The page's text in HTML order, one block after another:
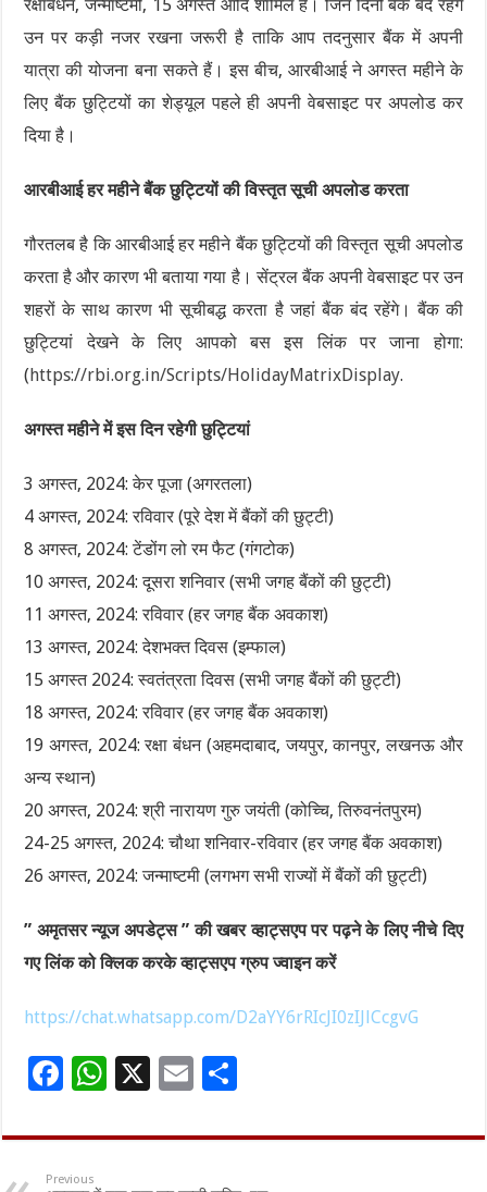
रक्षाबंधन, जन्माष्टमी, 15 अगस्त आदि शामिल हैं। जिन दिनों बैंक बंद रहेंगे
उन पर कड़ी नजर रखना जरूरी है ताकि आप तदनुसार बैंक में अपनी
यात्रा की योजना बना सकते हैं। इस बीच, आरबीआई ने अगस्त महीने के
लिए बैंक छुट्टियों का शेड्यूल पहले ही अपनी वेबसाइट पर अपलोड कर
दिया है।
आरबीआई हर महीने बैंक छुट्टियों की विस्तृत सूची अपलोड करता
गौरतलब है कि आरबीआई हर महीने बैंक छुट्टियों की विस्तृत सूची अपलोड
करता है और कारण भी बताया गया है। सेंट्रल बैंक अपनी वेबसाइट पर उन
शहरों के साथ कारण भी सूचीबद्ध करता है जहां बैंक बंद रहेंगे। बैंक की
छुट्टियां देखने के लिए आपको बस इस लिंक पर जाना होगा:
(https://rbi.org.in/Scripts/HolidayMatrixDisplay.
अगस्त महीने में इस दिन रहेगी छुट्टियां
3 अगस्त, 2024: केर पूजा (अगरतला)
4 अगस्त, 2024: रविवार (पूरे देश में बैंकों की छुट्टी)
8 अगस्त, 2024: टेंडोंग लो रम फैट (गंगटोक)
10 अगस्त, 2024: दूसरा शनिवार (सभी जगह बैंकों की छुट्टी)
11 अगस्त, 2024: रविवार (हर जगह बैंक अवकाश)
13 अगस्त, 2024: देशभक्त दिवस (इम्फाल)
15 अगस्त 2024: स्वतंत्रता दिवस (सभी जगह बैंकों की छुट्टी)
18 अगस्त, 2024: रविवार (हर जगह बैंक अवकाश)
19 अगस्त, 2024: रक्षा बंधन (अहमदाबाद, जयपुर, कानपुर, लखनऊ और
अन्य स्थान)
20 अगस्त, 2024: श्री नारायण गुरु जयंती (कोच्चि, तिरुवनंतपुरम)
24-25 अगस्त, 2024: चौथा शनिवार-रविवार (हर जगह बैंक अवकाश)
26 अगस्त, 2024: जन्माष्टमी (लगभग सभी राज्यों में बैंकों की छुट्टी)
” अमृतसर न्यूज अपडेट्स ” की खबर व्हाट्सएप पर पढ़ने के लिए नीचे दिए
गए लिंक को क्लिक करके व्हाट्सएप ग्रुप ज्वाइन करें
https://chat.whatsapp.com/D2aYY6rRIcJI0zIJlCcgvG
F
e
b
W
at
X
E
ai
l
ar
Previous